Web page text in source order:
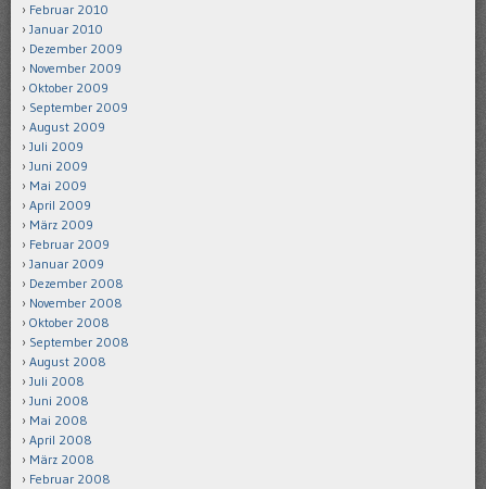
Februar 2010
Januar 2010
Dezember 2009
November 2009
Oktober 2009
September 2009
August 2009
Juli 2009
Juni 2009
Mai 2009
April 2009
März 2009
Februar 2009
Januar 2009
Dezember 2008
November 2008
Oktober 2008
September 2008
August 2008
Juli 2008
Juni 2008
Mai 2008
April 2008
März 2008
Februar 2008